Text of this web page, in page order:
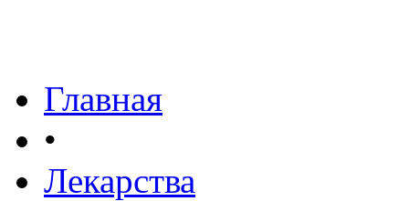
Главная
•
Лекарства